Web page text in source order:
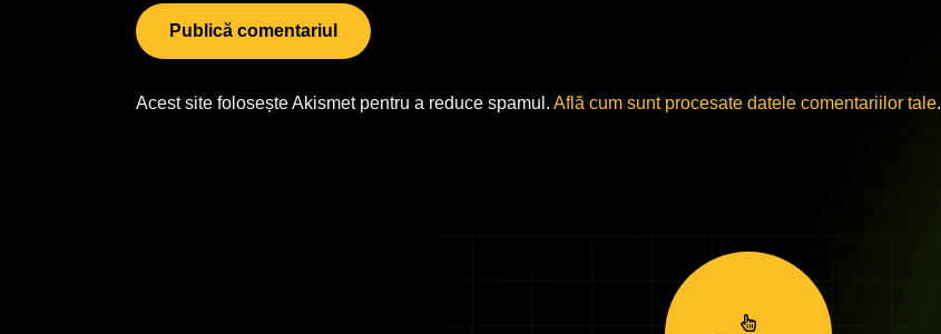
Acest site folosește Akismet pentru a reduce spamul. Află cum sunt procesate datele comentariilor tale.